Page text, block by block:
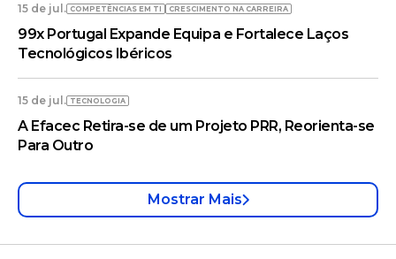
15 de jul. COMPETÊNCIAS EM TI CRESCIMENTO NA CARREIRA
99x Portugal Expande Equipa e Fortalece Laços
Tecnológicos Ibéricos
15 de jul. TECNOLOGIA
A Efacec Retira-se de um Projeto PRR, Reorienta-se
Para Outro
Mostrar Mais